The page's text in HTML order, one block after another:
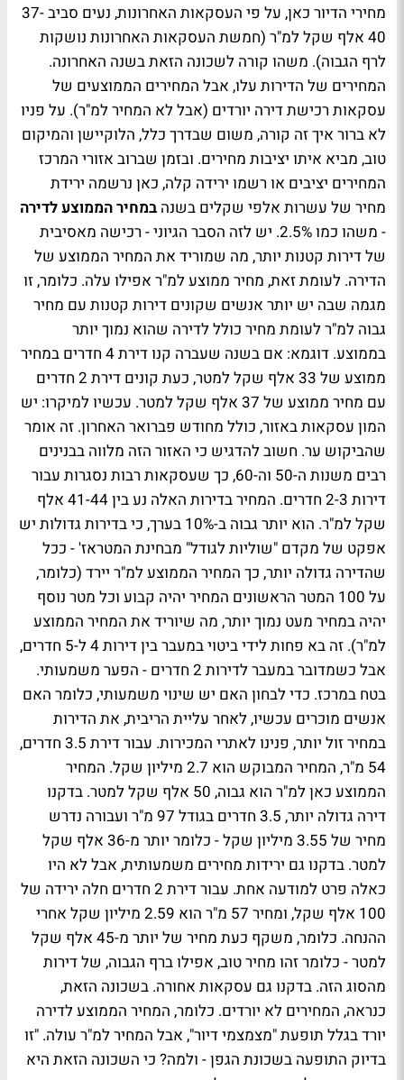
מחירי הדיור כאן, על פי העסקאות האחרונות, נעים סביב 37-
40 אלף שקל למ"ר (חמשת העסקאות האחרונות נושקות
לרף הגבוה). משהו קורה לשכונה הזאת בשנה האחרונה.
המחירים של הדירות עלו, אבל המחירים הממוצעים של
עסקאות רכישת דירה יורדים (אבל לא המחיר למ"ר). על פניו
לא ברור איך זה קורה, משום שבדרך כלל, הלוקיישן והמיקום
טוב, מביא איתו יציבות מחירים. ובזמן שברוב אזורי המרכז
המחירים יציבים או רשמו ירידה קלה, כאן נרשמה ירידת
מחיר של עשרות אלפי שקלים בשנה במחיר הממוצע לדירה
- משהו כמו 2.5%. יש לזה הסבר הגיוני - רכישה מאסיבית
של דירות קטנות יותר, מה שמוריד את המחיר הממוצע של
הדירה. לעומת זאת, מחיר ממוצע למ"ר אפילו עלה. כלומר, זו
מגמה שבה יש יותר אנשים שקונים דירות קטנות עם מחיר
גבוה למ"ר לעומת מחיר כולל לדירה שהוא נמוך יותר
בממוצע. דוגמא: אם בשנה שעברה קנו דירת 4 חדרים במחיר
ממוצע של 33 אלף שקל למטר, כעת קונים דירת 2 חדרים
עם מחיר ממוצע של 37 אלף שקל למטר. עכשיו למיקרו: יש
המון עסקאות באזור, כולל מחודש פברואר האחרון. זה אומר
שהביקוש ער. חשוב להדגיש כי האזור הזה מלווה בבנינים
רבים משנות ה-50 וה-60, כך שעסקאות רבות נסגרות עבור
דירות 2-3 חדרים. המחיר בדירות האלה נע בין 41-44 אלף
שקל למ"ר. הוא יותר גבוה ב-10% בערך, כי בדירות גדולות יש
אפקט של מקדם "שוליות לגודל" מבחינת המטראז' - ככל
שהדירה גדולה יותר, כך המחיר הממוצע למ"ר יירד (כלומר,
על 100 המטר הראשונים המחיר יהיה קבוע וכל מטר נוסף
יהיה במחיר מעט נמוך יותר, מה שיוריד את המחיר הממוצע
למ"ר). זה בא פחות לידי ביטוי במעבר בין דירות 4 ל-5 חדרים,
אבל כשמדובר במעבר לדירות 2 חדרים - הפער משמעותי.
בטח במרכז. כדי לבחון האם יש שינוי משמעותי, כלומר האם
אנשים מוכרים עכשיו, לאחר עליית הריבית, את הדירות
במחיר זול יותר, פנינו לאתרי המכירות. עבור דירת 3.5 חדרים,
54 מ"ר, המחיר המבוקש הוא 2.7 מיליון שקל. המחיר
הממוצע כאן למ"ר הוא גבוה, 50 אלף שקל למטר. בדקנו
דירה גדולה יותר, 3.5 חדרים בגודל 97 מ"ר ועבורה נדרש
מחיר של 3.55 מיליון שקל - כלומר יותר מ-36 אלף שקל
למטר. בדקנו גם ירידות מחירים משמעותית, אבל לא היו
כאלה פרט למודעה אחת. עבור דירת 2 חדרים חלה ירידה של
100 אלף שקל, ומחיר 57 מ"ר הוא 2.59 מיליון שקל אחרי
ההנחה. כלומר, משקף כעת מחיר של יותר מ-45 אלף שקל
למטר - כלומר זהו מחיר טוב, אפילו ברף הגבוה, של דירות
מהסוג הזה. בדקנו גם עסקאות אחורה. בשכונה הזאת,
כנראה, המחירים לא יורדים. כלומר, המחיר הממוצע לדירה
יורד בגלל תופעת "מצמצמי דיור", אבל המחיר למ"ר עולה. "זו
בדיוק התופעה בשכונת הגפן - ולמה? כי השכונה הזאת היא